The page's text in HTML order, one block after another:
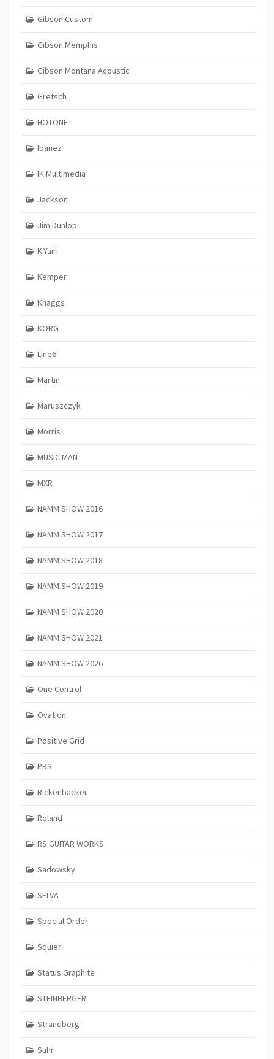
Gibson Custom
Gibson Memphis
Gibson Montana Acoustic
Gretsch
HOTONE
Ibanez
IK Multimedia
Jackson
Jim Dunlop
K.Yairi
Kemper
Knaggs
KORG
Line6
Martin
Maruszczyk
Morris
MUSIC MAN
MXR
NAMM SHOW 2016
NAMM SHOW 2017
NAMM SHOW 2018
NAMM SHOW 2019
NAMM SHOW 2020
NAMM SHOW 2021
NAMM SHOW 2026
One Control
Ovation
Positive Grid
PRS
Rickenbacker
Roland
RS GUITAR WORKS
Sadowsky
SELVA
Special Order
Squier
Status Graphite
STEINBERGER
Strandberg
Suhr